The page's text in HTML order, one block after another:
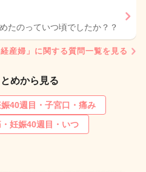
たのっていつ頃でしたか？？
経産婦」に関する質問一覧を見る
めから見る
40週目・子宮口・痛み
・妊娠40週目・いつ